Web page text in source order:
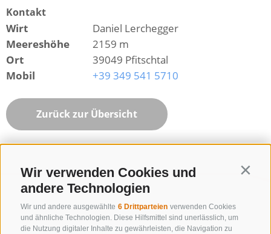
Wir verwenden Cookies und
andere Technologien
Wir und andere ausgewählte 6 Drittparteien verwenden Cookies
und ähnliche Technologien. Diese Hilfsmittel sind unerlässlich, um
die Nutzung digitaler Inhalte zu gewährleisten, die Navigation zu
Kontakt
Wirt
Daniel Lerchegger
Meereshöhe
2159 m
Ort
39049 Pfitschtal
Mobil
+39 349 541 5710
Zurück zur Übersicht